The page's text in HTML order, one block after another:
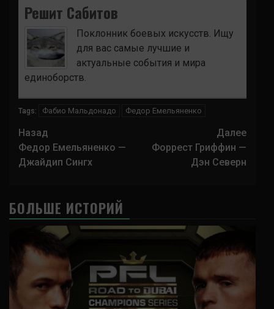
Решит Сабитов
Поклонник боевых искусств. Ищу
для вас самые лучшие и
актуальные события и мира
единоборств.
Tags: Фабио Мальдонадо Федор Емельяненко
Навигация
записи
Назад
Федор Емельяненко —
Джайдип Сингх
Далее
Форрест Гриффин —
Дэн Северн
БОЛЬШЕ ИСТОРИЙ